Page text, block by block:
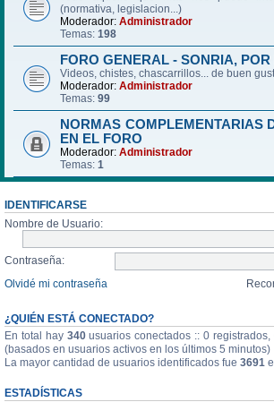
(normativa, legislacion...)
Moderador: Administrador
Temas: 198
FORO GENERAL - SONRIA, POR
Videos, chistes, chascarrillos... de buen
Moderador: Administrador
Temas: 99
NORMAS COMPLEMENTARIAS
EN EL FORO
Moderador: Administrador
Temas: 1
IDENTIFICARSE
Nombre de Usuario:
Contraseña:
Olvidé mi contraseña
¿QUIÉN ESTÁ CONECTADO?
En total hay 340usuarios conectados :: 0
(basados en usuarios activos en los últimos 5 minutos)
La mayor cantidad de usuarios identificados fue 3691
ESTADÍSTICAS